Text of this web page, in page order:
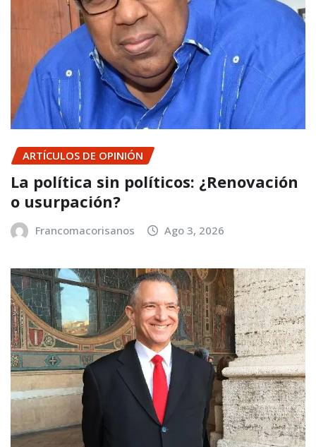
ARTÍCULOS DE OPINIÓN
La política sin políticos: ¿Renovación
o usurpación?
Francomacorisanos Ago 3, 2026